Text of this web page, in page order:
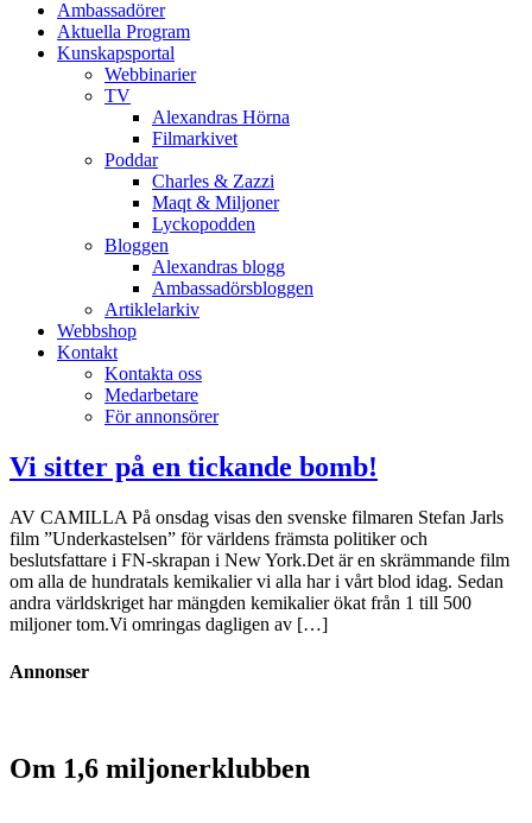
Ambassadörer
Aktuella Program
Kunskapsportal
Webbinarier
TV
Alexandras Hörna
Filmarkivet
Poddar
Charles & Zazzi
Maqt & Miljoner
Lyckopodden
Bloggen
Alexandras blogg
Ambassadörsbloggen
Artiklelarkiv
Webbshop
Kontakt
Kontakta oss
Medarbetare
För annonsörer
Vi sitter på en tickande bomb!
AV CAMILLA På onsdag visas den svenske filmaren Stefan Jarls
film ”Underkastelsen” för världens främsta politiker och
beslutsfattare i FN-skrapan i New York.Det är en skrämmande film
om alla de hundratals kemikalier vi alla har i vårt blod idag. Sedan
andra världskriget har mängden kemikalier ökat från 1 till 500
miljoner tom.Vi omringas dagligen av […]
Annonser
Om 1,6 miljonerklubben